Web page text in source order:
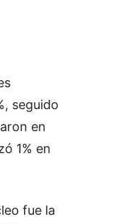
seguido
en
1% en
fue la